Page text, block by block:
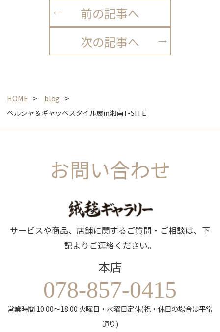
前の記事へ
次の記事へ
HOME
blog
ペルシャ＆ギャッベスタイル展in湘南T-SITE
お問い合わせ
サービスや商品、店舗に関するご質問・ご相談は、下
記よりご連絡ください。
本店
078-857-0415
営業時間 10:00～18:00 火曜日・水曜日定休(祝・休日の場合は平常
通り)